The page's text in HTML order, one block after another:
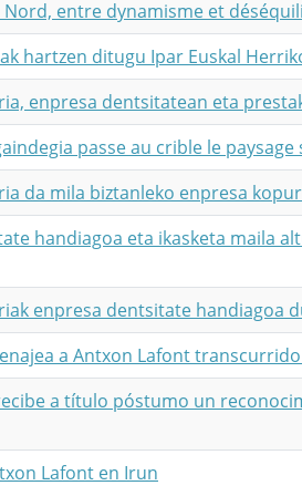
Nord, entre dynamisme et
hartzen ditugu Ipar Euskal
enpresa dentsitatean eta
passe au crible le
da mila biztanleko enpresa
handiagoa eta ikasketa maila
enpresa dentsitate handiagoa
a Antxon Lafont
a título póstumo un
Lafont en Irun